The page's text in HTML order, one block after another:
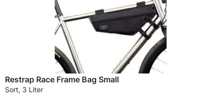
Restrap Race Frame Bag Small
Sort, 3 Liter